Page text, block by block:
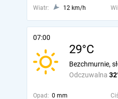
Wiatr:
12 km/h
07:00
29°C
Odczuwalna
Bezchmurnie,
Opad: 0 mm